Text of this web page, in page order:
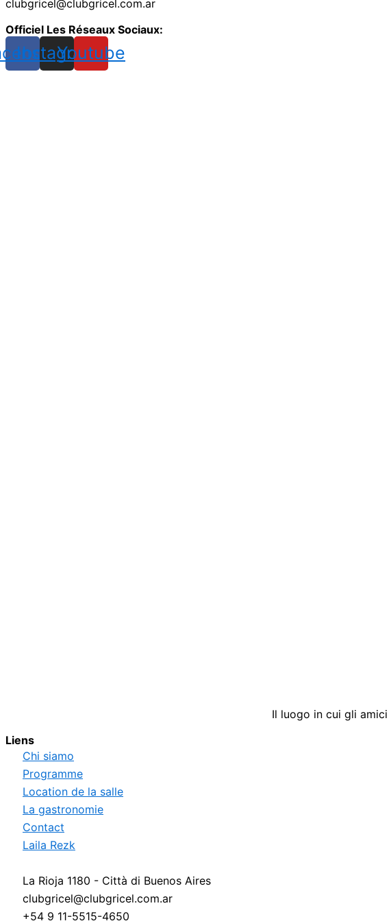
clubgricel@clubgricel.com.ar
Officiel Les Réseaux Sociaux:
Instagram
Youtube
Il luogo in cui gli
Liens
Chi siamo
Programme
Location de la salle
La gastronomie
Contact
Laila Rezk
La Rioja 1180 - Città di Buenos Aires
clubgricel@clubgricel.com.ar
+54 9 11-5515-4650